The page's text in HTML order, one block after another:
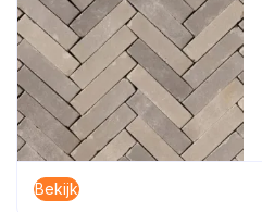
Bekijk